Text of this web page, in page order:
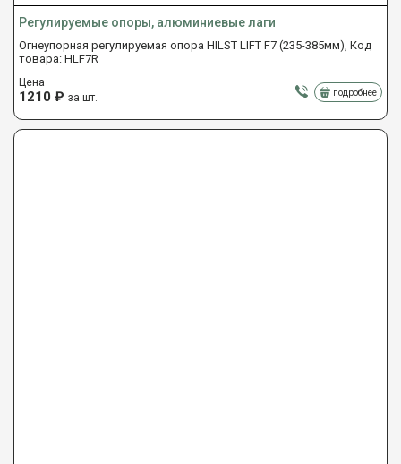
Регулируемые опоры, алюминиевые лаги
Огнеупорная регулируемая опора HILST LIFT F7 (235-385мм), Код
товара: HLF7R
Цена
1210 ₽ за шт. подробнее